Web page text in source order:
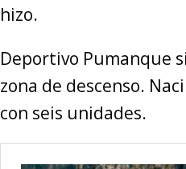
hizo.
Deportivo Pumanque
zona de descenso.
con seis unidades.